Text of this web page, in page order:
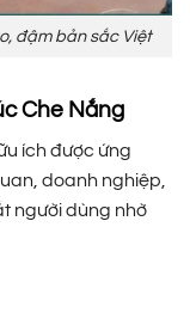
đậm bản sắc Việt
Che Nắng
ích được ứng
doanh nghiệp,
người dùng nhờ